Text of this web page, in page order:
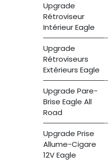
Upgrade
Rétroviseur
Intérieur Eagle
Upgrade
Rétroviseurs
Extérieurs Eagle
Upgrade Pare-
Brise Eagle All
Road
Upgrade Prise
Allume-Cigare
12V Eagle